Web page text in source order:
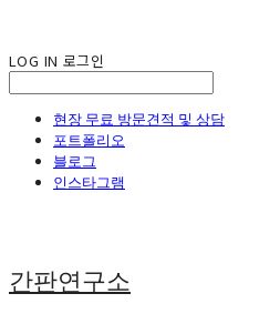
LOG IN 로그인
현장 무료 방문견적 및 상담
포트폴리오
블로그
인스타그램
간판연구소